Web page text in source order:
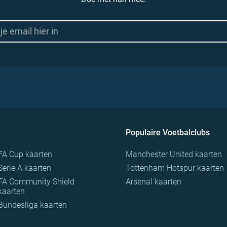
Cup kaarten
A kaarten
Community Shield
kaarten
Populaire Voetbalclubs
Manchester United kaarten
Tottenham Hotspur kaarten
Arsenal kaarten